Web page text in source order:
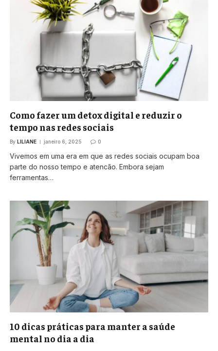
Como fazer um detox digital e reduzir o
tempo nas redes sociais
By LILIANE janeiro 6, 2025 0
Vivemos em uma era em que as redes sociais ocupam boa
parte do nosso tempo e atencão. Embora sejam
ferramentas…
10 dicas práticas para manter a saúde
mental no dia a dia